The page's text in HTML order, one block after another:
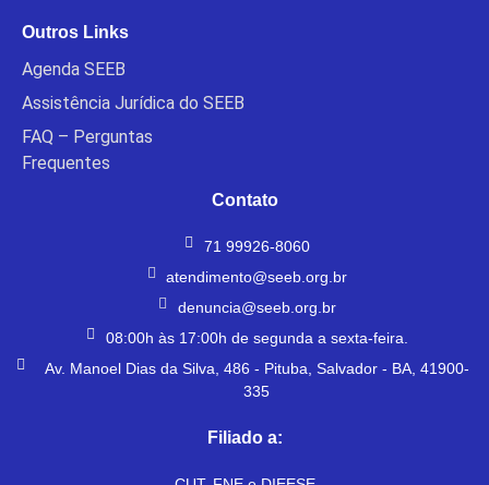
Outros Links
Agenda SEEB
Assistência Jurídica do SEEB
FAQ – Perguntas
Frequentes
Contato
71 99926-8060
atendimento@seeb.org.br
denuncia@seeb.org.br
08:00h às 17:00h de segunda a sexta-feira.
Av. Manoel Dias da Silva, 486 - Pituba, Salvador - BA, 41900-
335
Filiado a: